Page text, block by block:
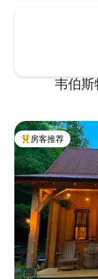
韦伯
热门「房客推荐」
房客推荐